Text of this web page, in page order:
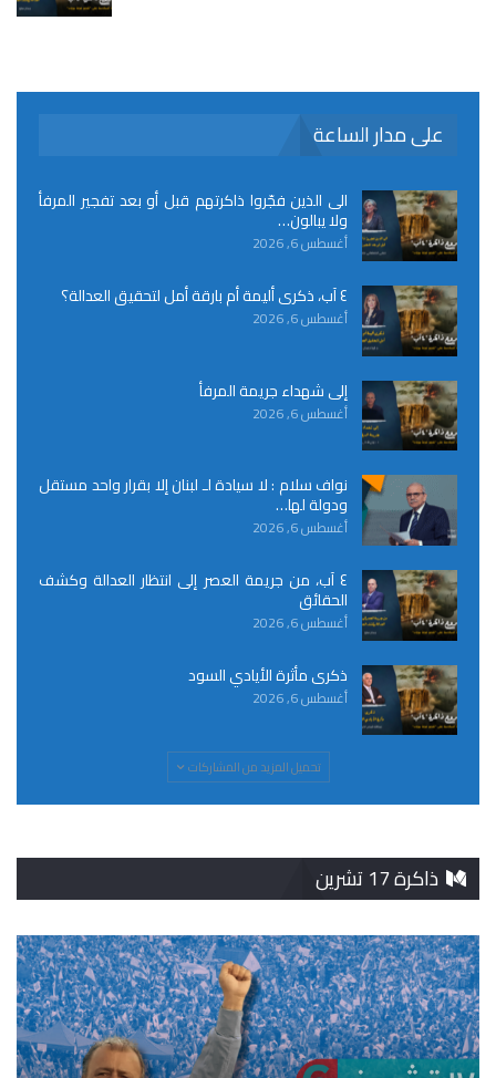
على مدار الساعة
الى الذين فجّروا ذاكرتهم قبل أو بعد تفجير المرفأ
ولا يبالون…
أغسطس 6, 2026
٤ آب، ذكرى أليمة أم بارقة أمل لتحقيق العدالة؟
أغسطس 6, 2026
إلى شهداء جريمة المرفأ
أغسطس 6, 2026
نواف سلام : لا سيادة لـ لبنان إلا بقرار واحد مستقل
ودولة لها…
أغسطس 6, 2026
٤ آب، من جريمة العصر إلى انتظار العدالة وكشف
الحقائق
أغسطس 6, 2026
ذكرى مأثرة الأيادي السود
أغسطس 6, 2026
تحميل المزيد من المشاركات
ذاكرة 17 تشرين